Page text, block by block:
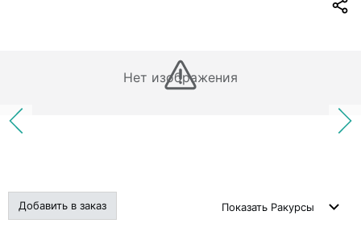
Нет изображения
Добавить в заказ Показать Ракурсы